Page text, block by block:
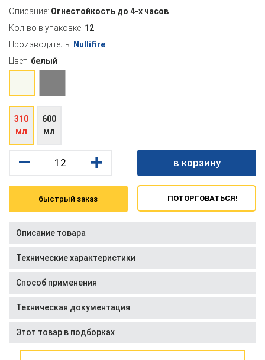
Описание: Огнестойкость до 4-х часов
Кол-во в упаковке: 12
Производитель: Nullifire
Цвет: белый
310
мл
600
мл
– + в корзину
быстрый заказ ПОТОРГОВАТЬСЯ!
Описание товара
Технические характеристики
Способ применения
Техническая документация
Этот товар в подборках